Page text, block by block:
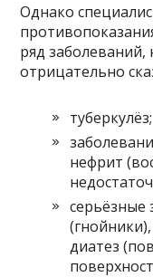
Однако
ряд
отрицательно
туберкулёз;
нефрит
серьёзные
диатез